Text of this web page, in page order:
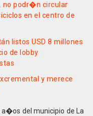
no podr�n circular
en el centro de
listos USD 8 millones
de lobby
y merece
del municipio de La